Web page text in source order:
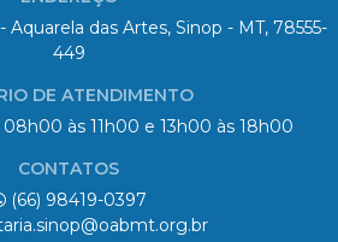
Aquarela das Artes, Sinop - MT, 78555-
449
DE ATENDIMENTO
08h00 às 11h00 e 13h00 às 18h00
CONTATOS
(66) 98419-0397